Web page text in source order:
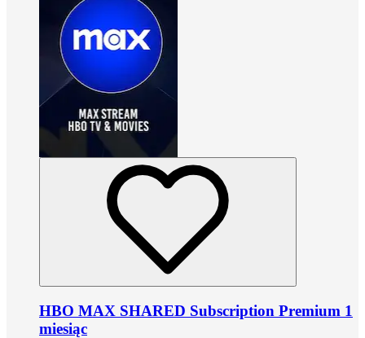
HBO MAX SHARED Subscription Premium 1
miesiąc